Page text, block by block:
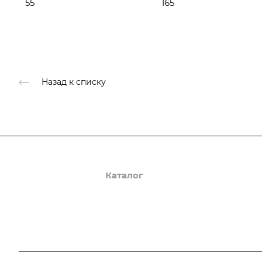
55 165
Назад к списку
Каталог